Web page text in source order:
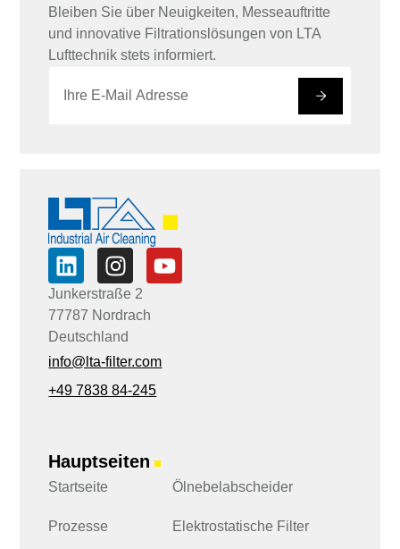
Bleiben Sie über Neuigkeiten, Messeauftritte
und innovative Filtrationslösungen von LTA
Lufttechnik stets informiert.
-
i
#
Junkerstraße 2
77787 Nordrach
Deutschland
info@lta-filter.com
+49 7838 84-245
Hauptseiten ■
Startseite
Prozesse
Ölnebelabscheider
Elektrostatische Filter